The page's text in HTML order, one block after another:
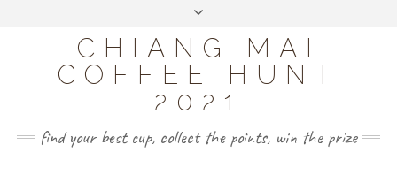
CHIANG MAI
COFFEE HUNT
2021
find your best cup, collect the points, win the prize